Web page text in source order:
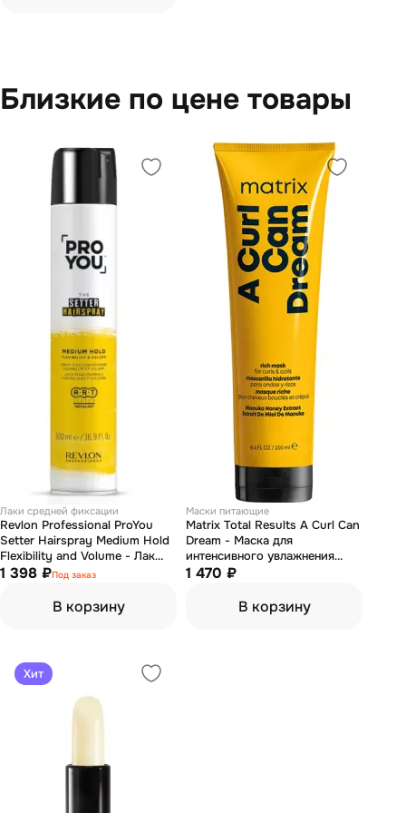
Близкие по цене товары
Лаки средней фиксации
Revlon Professional ProYou
Setter Hairspray Medium Hold
Flexibility and Volume - Лак
средней фиксации 500 мл
1 398 ₽Под заказ
В корзину
Маски питающие
Matrix Total Results A Curl Can
Dream - Маска для
интенсивного увлажнения
кудрявых и вьющихся волос
1 470 ₽
В корзину
Хит